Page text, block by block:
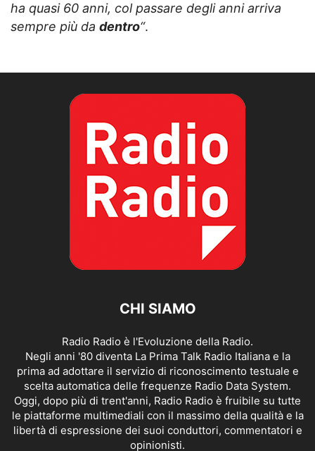
ha quasi 60 anni, col passare degli anni arriva
sempre più da dentro“.
CHI SIAMO
Radio Radio è l'Evoluzione della Radio.
Negli anni '80 diventa La Prima Talk Radio Italiana e la
prima ad adottare il servizio di riconoscimento testuale e
scelta automatica delle frequenze Radio Data System.
Oggi, dopo più di trent'anni, Radio Radio è fruibile su tutte
le piattaforme multimediali con il massimo della qualità e la
libertà di espressione dei suoi conduttori, commentatori e
opinionisti.